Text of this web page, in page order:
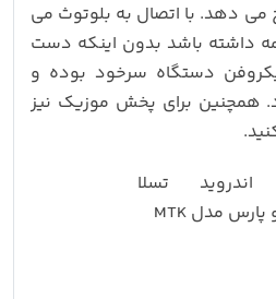
می دهد. با اتصال به بلوتوث می
داشته باشد بدون اینکه دست
دستگاه سرخود بوده و
همچنین برای پخش موزیک نیز